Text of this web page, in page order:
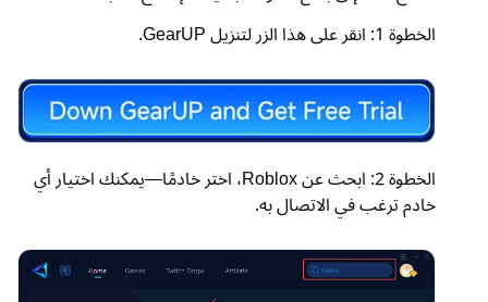
الخطوة 1: انقر على هذا الزر لتنزيل GearUP.
الخطوة 2: ابحث عن Roblox، اختر خادمًا—يمكنك اختيار أي
خادم ترغب في الاتصال به.